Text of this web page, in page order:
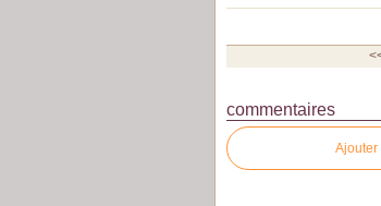
commentaires
Ajouter